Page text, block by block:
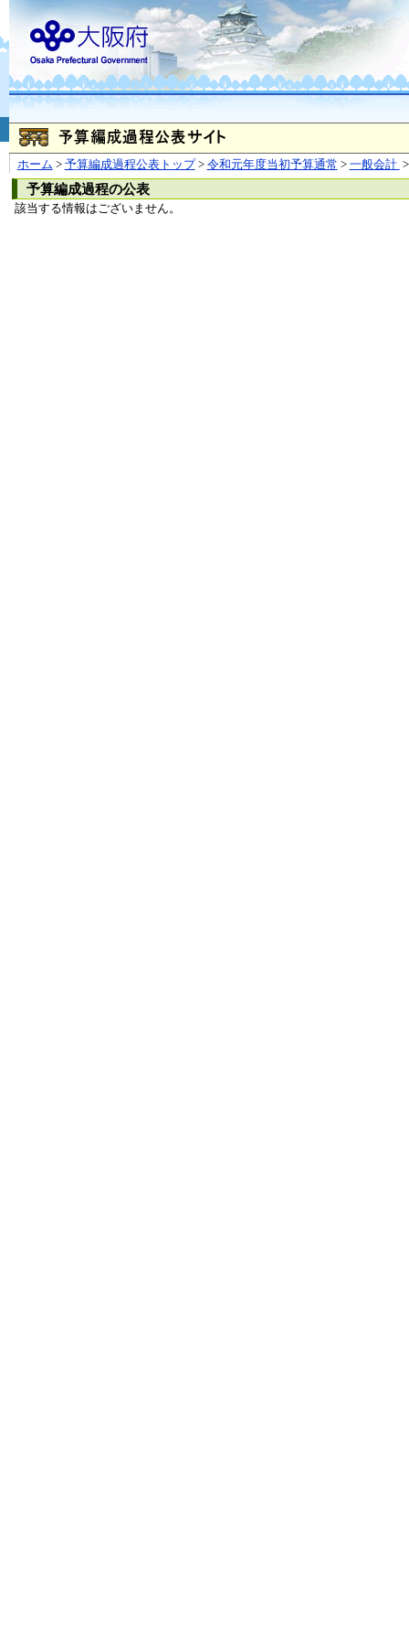
ホーム > 予算編成過程公表トップ> 令和元年度当初予算通常 > 一般会計 >
予算編成過程の公表
該当する情報はございません。
お問合せ
大阪府
（法人番号 4000020270008）
本庁 〒540-8570
大阪市
〒559-8555